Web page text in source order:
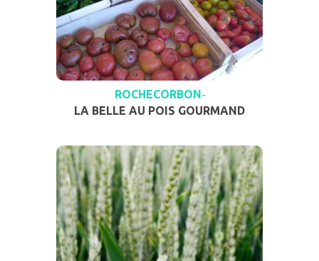
ROCHECORBON-
LA BELLE AU POIS GOURMAND